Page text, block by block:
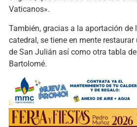
Vaticanos».
También, gracias a la aportación de
catedral, se tiene en mente
de San Julián así como otra tabla
Bartolomé.